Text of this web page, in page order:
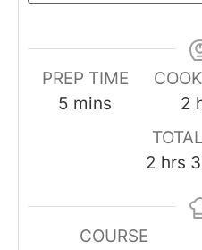
PREP TIME
5 minutes
mins
2
2 hours
hrs
COURSE